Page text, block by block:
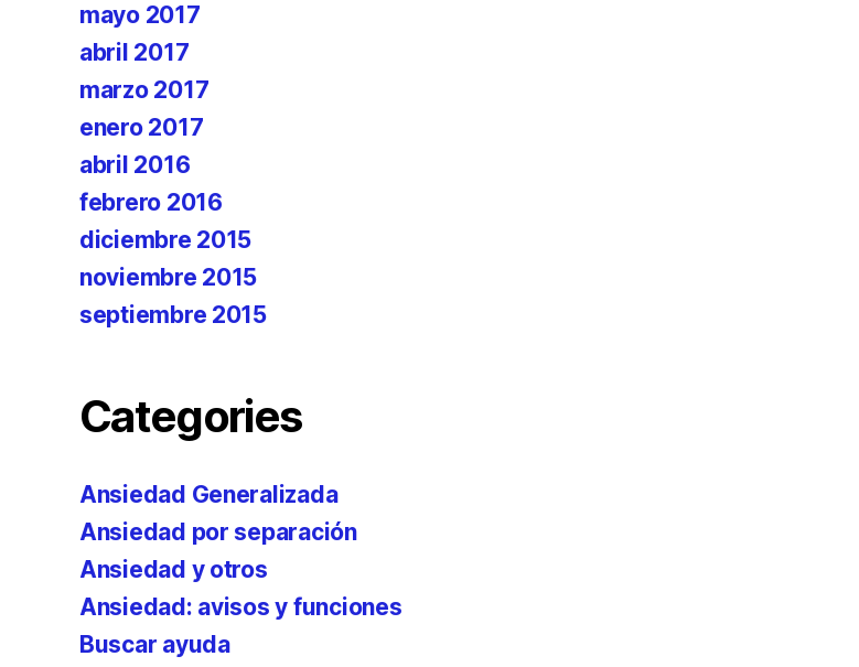
mayo 2017
abril 2017
marzo 2017
enero 2017
abril 2016
febrero 2016
diciembre 2015
noviembre 2015
septiembre 2015
Categories
Ansiedad Generalizada
Ansiedad por separación
Ansiedad y otros
Ansiedad: avisos y funciones
Buscar ayuda